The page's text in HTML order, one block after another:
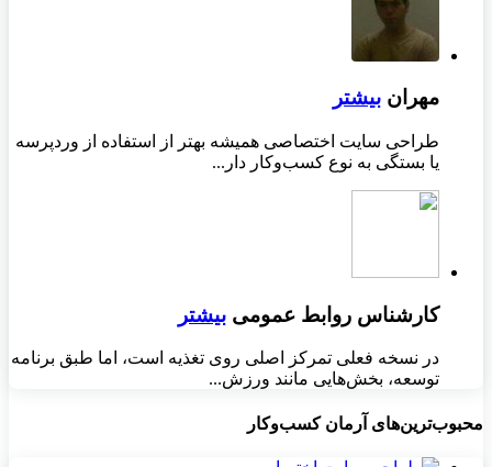
مهران بیشتر
طراحی سایت اختصاصی همیشه بهتر از استفاده از وردپرسه
یا بستگی به نوع کسب‌وکار دار...
کارشناس روابط عمومی بیشتر
در نسخه فعلی تمرکز اصلی روی تغذیه است، اما طبق برنامه
توسعه، بخش‌هایی مانند ورزش...
محبوب‌ترین‌های آرمان کسب‌وکار